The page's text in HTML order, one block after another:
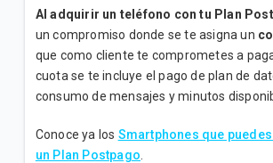
Encuentra soporte para tus servicios
Postpago
Consulta sobre tu factura y métodos
Quisiera pedir un teléfono con mi plan,
Al adquirir un teléfono con tu Plan
un compromiso donde se te asigna un
que como cliente te comprometes a
cuota se te incluye el pago de plan de
consumo de mensajes y minutos
Conoce ya los Smartphones que
un Plan Postpago